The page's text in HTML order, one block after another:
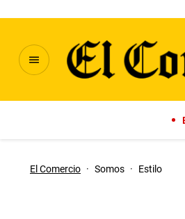
El Comercio · Somos · Estilo